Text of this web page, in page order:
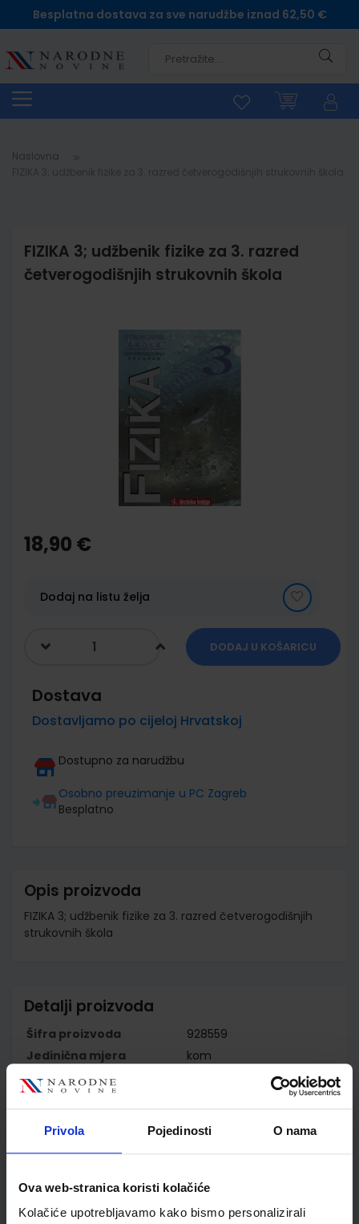
Privola Pojedinosti O nama
Ova web-stranica koristi kolačiće
Kolačiće upotrebljavamo kako bismo personalizirali
Besplatna dostava za sve narudžbe iznad 62,50 €
Naslovna
FIZIKA 3; udžbenik fizike za 3. razred
četverogodišnjih strukovnih škola
the
beginning
gallery
18,90 €
Dodaj na listu želja
DODAJ U KOŠARICU
Dostava
Dostavljamo po cijeloj Hrvatskoj
Dostupno za narudžbu
Osobno preuzimanje u PC Zagreb
Besplatno
Opis proizvoda
FIZIKA 3; udžbenik fizike za 3. razred četverogodišnjih
strukovnih škola
Detalji proizvoda
Šifra proizvoda
928559
Jedinična mjera
kom
Nakladnik
ŠKOLSKA KNJIGA d.d.
Autor
Nastavni predmet
FIZIKA
Reg br min
1649